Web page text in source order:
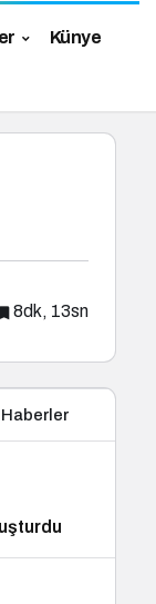
Künye
8dk, 13sn